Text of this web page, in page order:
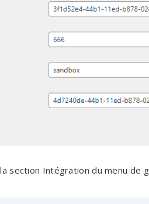
section Intégration du menu de